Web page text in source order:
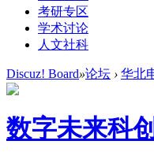
考研专区
学术讨论
人文社科
Discuz! Board»论坛 › 华北
数字未来科